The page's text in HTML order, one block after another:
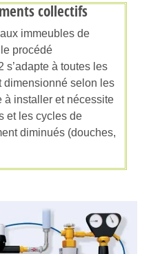
collectifs
immeubles de
procédé
s’adapte à toutes les
dimensionné selon les
à installer et nécessite
et les cycles de
diminués (douches,